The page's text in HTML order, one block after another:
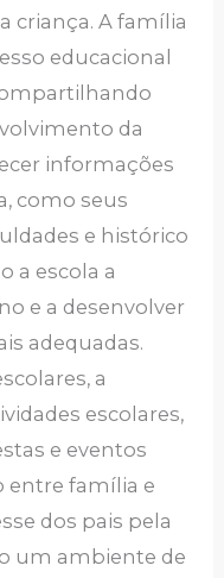
criança. A família
educacional
da
informações
como seus
e histórico
a escola a
e a desenvolver
adequadas.
a
escolares,
e eventos
entre família e
dos pais pela
um ambiente de